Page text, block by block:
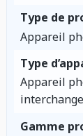
Type de
Appareil
Type
Appareil
Gamme